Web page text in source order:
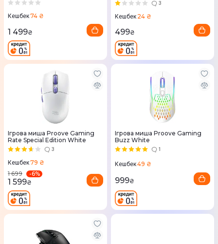
Кешбек74 ₴
1 499₴
3
Кешбек 24 ₴
499₴
Ігрова миша Proove Gaming
Rate Special Edition White
3
Кешбек79 ₴
1 699
-6%
1 599₴
Ігрова миша Proove Gaming
Buzz White
1
Кешбек49 ₴
999₴